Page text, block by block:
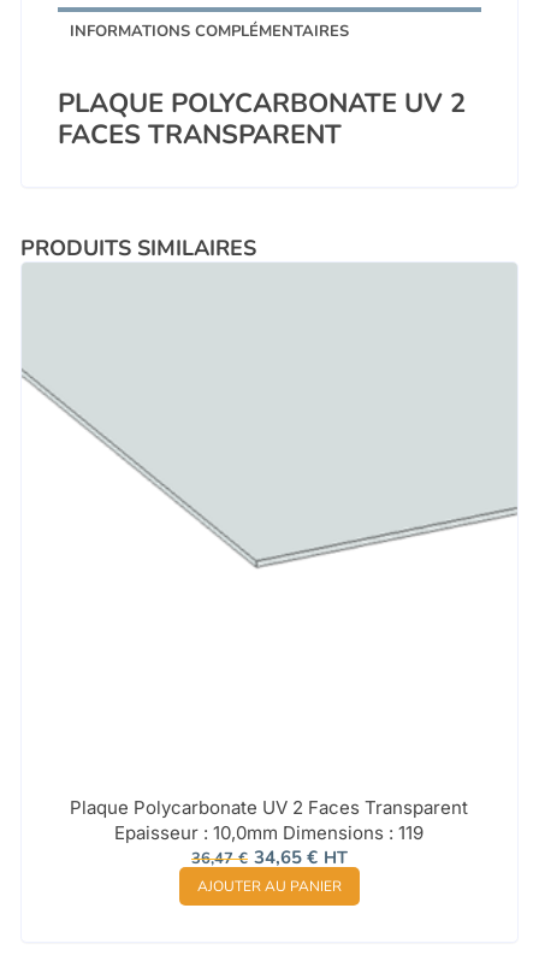
INFORMATIONS COMPLÉMENTAIRES
PLAQUE POLYCARBONATE UV 2
FACES TRANSPARENT
PRODUITS SIMILAIRES
Plaque Polycarbonate UV 2 Faces Transparent
Epaisseur : 10,0mm Dimensions : 119
36,47€ Le
prix
initial
était :
34,65 €Le
prix
actuel
est :
HT
AJOUTER AU PANIER